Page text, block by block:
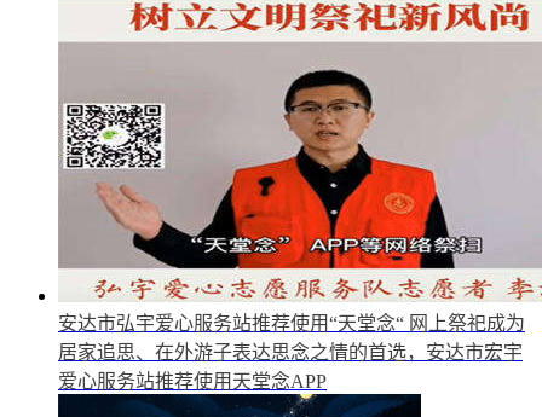
安达市弘宇爱心服务站推荐使用“天堂念“ 网上祭祀成为
居家追思、在外游子表达思念之情的首选，安达市宏宇
爱心服务站推荐使用天堂念APP